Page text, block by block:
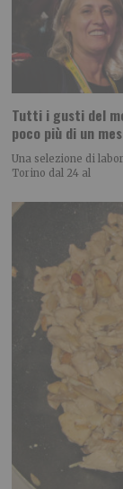
Tutti i gusti del
poco più di un
Una selezione di
Torino dal 24 al